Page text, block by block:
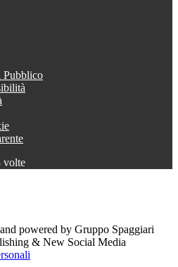
volte
powered by Gruppo Spaggiari
& New Social Media